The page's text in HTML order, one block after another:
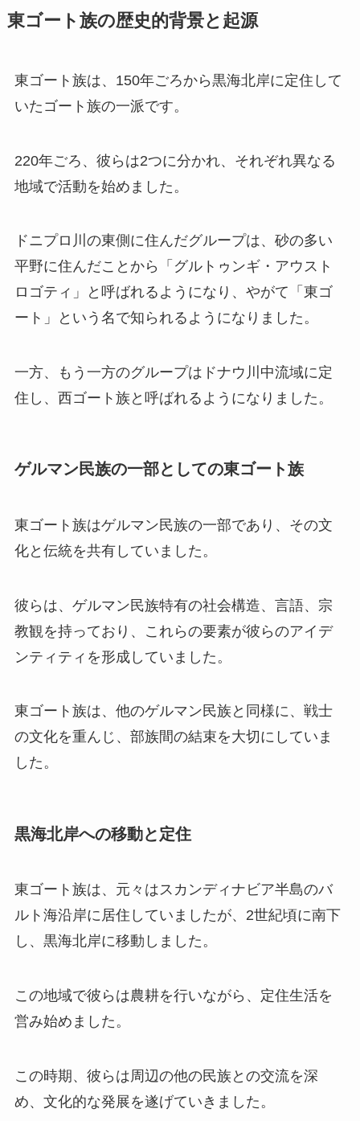
東ゴート族の歴史的背景と起源
東ゴート族は、150年ごろから黒海北岸に定住して
いたゴート族の一派です。
220年ごろ、彼らは2つに分かれ、それぞれ異なる
地域で活動を始めました。
ドニプロ川の東側に住んだグループは、砂の多い
平野に住んだことから「グルトゥンギ・アウスト
ロゴティ」と呼ばれるようになり、やがて「東ゴ
ート」という名で知られるようになりました。
一方、もう一方のグループはドナウ川中流域に定
住し、西ゴート族と呼ばれるようになりました。
ゲルマン民族の一部としての東ゴート族
東ゴート族はゲルマン民族の一部であり、その文
化と伝統を共有していました。
彼らは、ゲルマン民族特有の社会構造、言語、宗
教観を持っており、これらの要素が彼らのアイデ
ンティティを形成していました。
東ゴート族は、他のゲルマン民族と同様に、戦士
の文化を重んじ、部族間の結束を大切にしていま
した。
黒海北岸への移動と定住
東ゴート族は、元々はスカンディナビア半島のバ
ルト海沿岸に居住していましたが、2世紀頃に南下
し、黒海北岸に移動しました。
この地域で彼らは農耕を行いながら、定住生活を
営み始めました。
この時期、彼らは周辺の他の民族との交流を深
め、文化的な発展を遂げていきました。